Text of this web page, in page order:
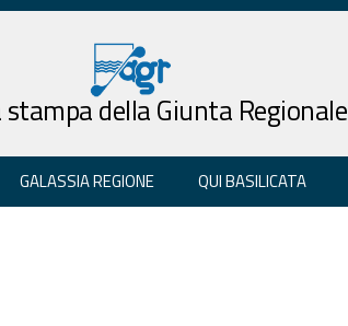
della Giunta Regionale
GALASSIA REGIONE QUI BASILICATA